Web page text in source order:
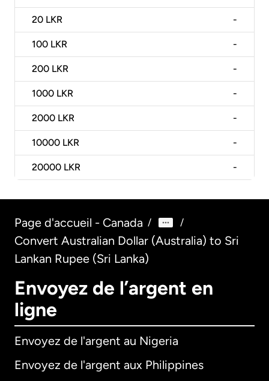
20 LKR -
100 LKR -
200 LKR -
1000 LKR -
2000 LKR -
10000 LKR -
20000 LKR -
Page d'accueil - Canada / /
Convert Australian Dollar (Australia) to Sri
Lankan Rupee (Sri Lanka)
Envoyez de l’argent en
ligne
Envoyez de l'argent au Nigeria
Envoyez de l'argent aux Philippines